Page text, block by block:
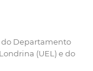
do Departamento
(UEL) e do